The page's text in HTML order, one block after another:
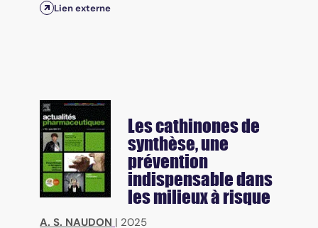
Lien externe
Les cathinones de
synthèse, une
prévention
indispensable dans
les milieux à risque
A. S. NAUDON | 2025